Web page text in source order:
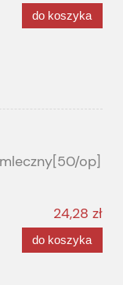
do koszyka
op]
24,28 zł
do koszyka